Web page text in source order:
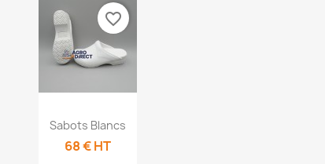
rapide
Sabots Blancs
68 € HT
favorite_border